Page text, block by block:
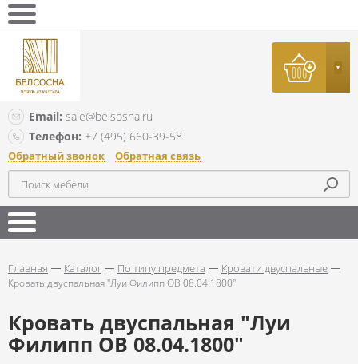
Email: sale@belsosna.ru
Телефон: +7 (495) 660-39-58
Обратный звонок Обратная связь
Главная Каталог По типу предмета Кровати двуспальные
Кровать двуспальная "Луи Филипп ОВ 08.04.1800"
Кровать двуспальная "Луи
Филипп ОВ 08.04.1800"